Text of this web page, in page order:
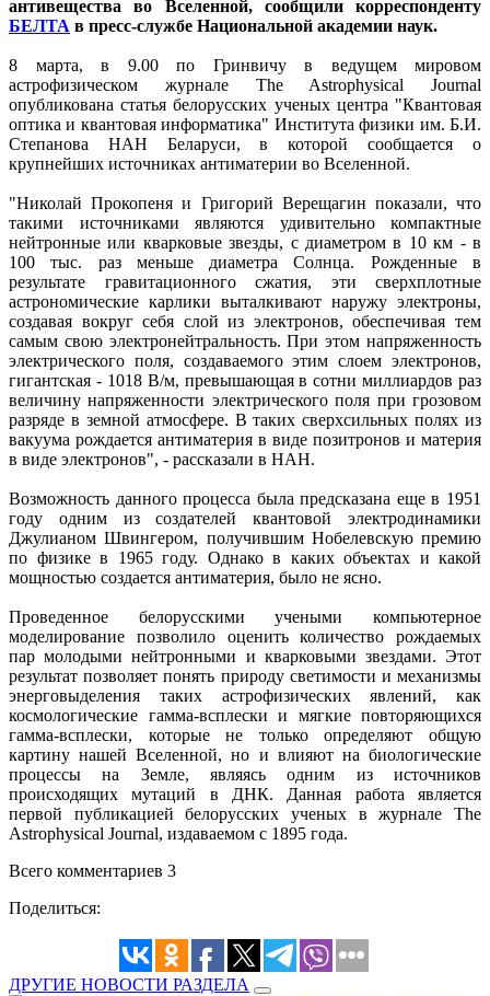
антивещества во Вселенной, сообщили корреспонденту
БЕЛТА в пресс-службе Национальной академии наук.
8 марта, в 9.00 по Гринвичу в ведущем мировом
астрофизическом журнале The Astrophysical Journal
опубликована статья белорусских ученых центра "Квантовая
оптика и квантовая информатика" Института физики им. Б.И.
Степанова НАН Беларуси, в которой сообщается о
крупнейших источниках антиматерии во Вселенной.
"Николай Прокопеня и Григорий Верещагин показали, что
такими источниками являются удивительно компактные
нейтронные или кварковые звезды, с диаметром в 10 км - в
100 тыс. раз меньше диаметра Солнца. Рожденные в
результате гравитационного сжатия, эти сверхплотные
астрономические карлики выталкивают наружу электроны,
создавая вокруг себя слой из электронов, обеспечивая тем
самым свою электронейтральность. При этом напряженность
электрического поля, создаваемого этим слоем электронов,
гигантская - 1018 В/м, превышающая в сотни миллиардов раз
величину напряженности электрического поля при грозовом
разряде в земной атмосфере. В таких сверхсильных полях из
вакуума рождается антиматерия в виде позитронов и материя
в виде электронов", - рассказали в НАН.
Возможность данного процесса была предсказана еще в 1951
году одним из создателей квантовой электродинамики
Джулианом Швингером, получившим Нобелевскую премию
по физике в 1965 году. Однако в каких объектах и какой
мощностью создается антиматерия, было не ясно.
Проведенное белорусскими учеными компьютерное
моделирование позволило оценить количество рождаемых
пар молодыми нейтронными и кварковыми звездами. Этот
результат позволяет понять природу светимости и механизмы
энерговыделения таких астрофизических явлений, как
космологические гамма-всплески и мягкие повторяющихся
гамма-всплески, которые не только определяют общую
картину нашей Вселенной, но и влияют на биологические
процессы на Земле, являясь одним из источников
происходящих мутаций в ДНК. Данная работа является
первой публикацией белорусских ученых в журнале The
Astrophysical Journal, издаваемом с 1895 года.
Всего комментариев 3
Поделиться:
ДРУГИЕ НОВОСТИ РАЗДЕЛА